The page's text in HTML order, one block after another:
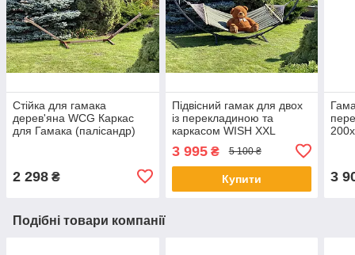
Стійка для гамака
дерев'яна WCG Каркас
для Гамака (палісандр)
2 298 ₴
Підвісний гамак для двох
із перекладиною та
каркасом WISH XXL
Shopik
3 995₴ 5 100 ₴
Купити 3
Подібні товари компанії